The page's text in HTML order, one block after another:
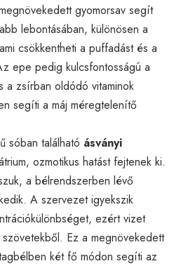
gyomorsav segít
lebontásában, különösen a
csökkentheti a puffadást és a
epe pedig kulcsfontosságú a
a zsírban oldódó vitaminok
segíti a máj méregtelenítő
sóban található ásványi
ozmotikus hatást fejtenek ki.
a bélrendszerben lévő
A szervezet igyekszik
ezért vizet
Ez a megnövekedett
két fő módon segíti az